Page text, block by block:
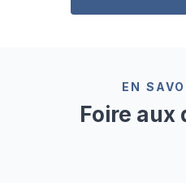
EN
Foire aux